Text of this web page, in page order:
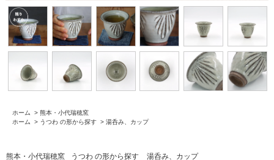
ホーム > 熊本・小代瑞穂窯
ホーム
> うつわ の形から探す > 湯呑み、カップ
熊本・小代瑞穂窯 うつわ の形から探す 湯呑み、カップ